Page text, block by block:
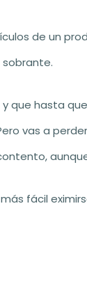
de un
que hasta
vas a
fácil